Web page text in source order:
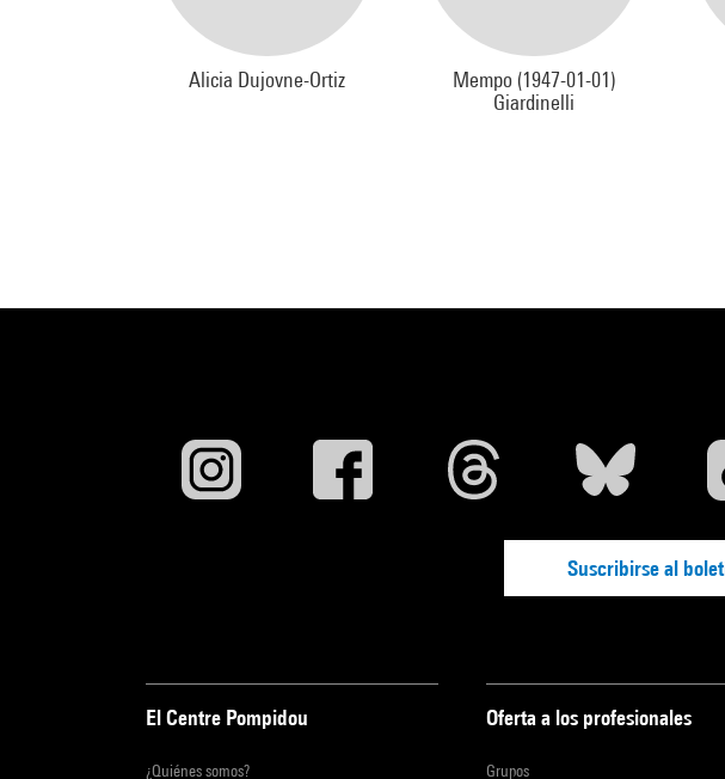
Alicia Dujovne-Ortiz
Mempo (1947-01-01)
Giardinelli
Suscribirse al
El Centre Pompidou
¿Quiénes somos?
Oferta a los profesionales
Grupos